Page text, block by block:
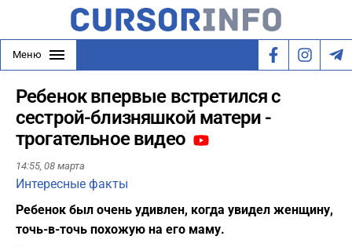
Меню
Ребенок впервые встретился с
сестрой-близняшкой матери -
трогательное видео
14:55, 08 марта
Интересные факты
Ребенок был очень удивлен, когда увидел женщину,
точь-в-точь похожую на его маму.